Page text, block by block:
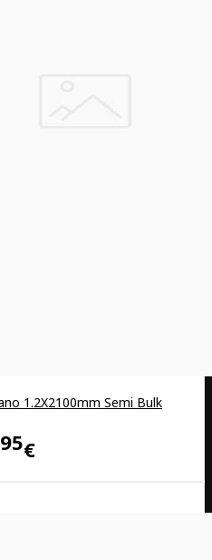
1.2X2100mm Semi Bulk
95€